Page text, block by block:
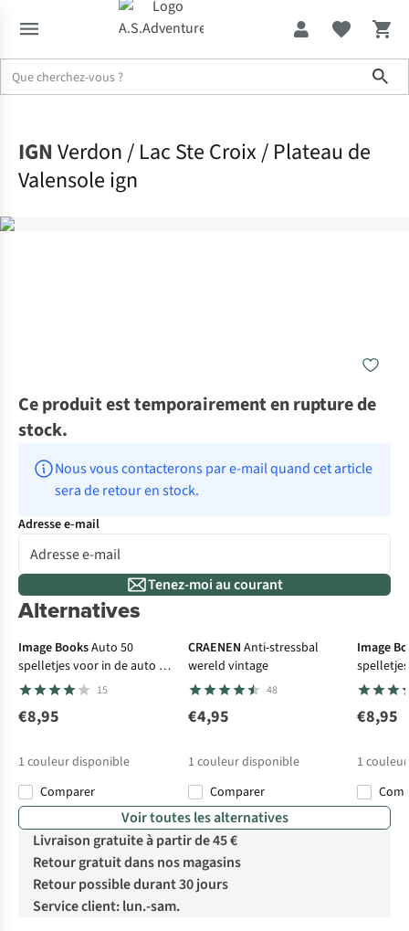
IGN Verdon / Lac Ste Croix / Plateau de
Valensole ign
Ce produit est temporairement en rupture de
stock.
Nous vous contacterons par e-mail quand cet article
sera de retour en stock.
Adresse e-mail
Tenez-moi au courant
Alternatives
Image BooksAuto 50
spelletjes voor in de auto in
blik
15
€8,95
1 couleur disponible
Comparer
CRAENEN Anti-stressbal
wereld vintage
48
€4,95
1 couleur disponible
Comparer
Image
€8,95
1
Voir toutes les alternatives
Livraison gratuite à partir de 45 €
Retour gratuit dans nos magasins
Retour possible durant 30 jours
Service client: lun.-sam.